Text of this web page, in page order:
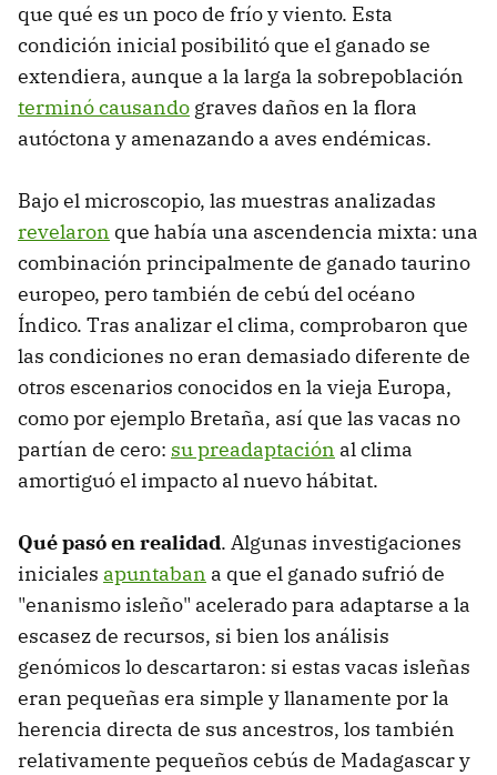
que qué es un poco de frío y viento. Esta
condición inicial posibilitó que el ganado se
extendiera, aunque a la larga la sobrepoblación
terminó causando graves daños en la flora
autóctona y amenazando a aves endémicas.
Bajo el microscopio, las muestras analizadas
revelaron que había una ascendencia mixta: una
combinación principalmente de ganado taurino
europeo, pero también de cebú del océano
Índico. Tras analizar el clima, comprobaron que
las condiciones no eran demasiado diferente de
otros escenarios conocidos en la vieja Europa,
como por ejemplo Bretaña, así que las vacas no
partían de cero: su preadaptación al clima
amortiguó el impacto al nuevo hábitat.
Qué pasó en realidad. Algunas investigaciones
iniciales apuntaban a que el ganado sufrió de
"enanismo isleño" acelerado para adaptarse a la
escasez de recursos, si bien los análisis
genómicos lo descartaron: si estas vacas isleñas
eran pequeñas era simple y llanamente por la
herencia directa de sus ancestros, los también
relativamente pequeños cebús de Madagascar y